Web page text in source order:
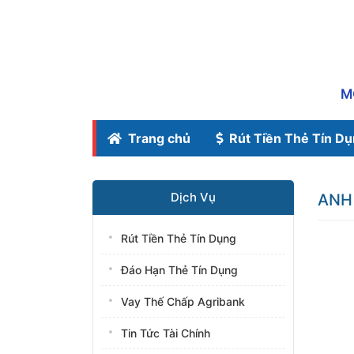
Trang chủ Rút Tiền Thẻ Tín
Dịch Vụ
Rút Tiền Thẻ Tín Dụng
Đáo Hạn Thẻ Tín Dụng
Vay Thế Chấp Agribank
Tin Tức Tài Chính